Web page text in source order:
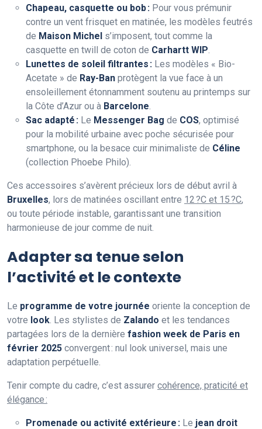
Chapeau, casquette ou bob : Pour vous prémunir
contre un vent frisquet en matinée, les modèles feutrés
de Maison Michel s’imposent, tout comme la
casquette en twill de coton de Carhartt WIP
Lunettes de soleil filtrantes : Les modèles « Bio-
Acetate » de Ray-Ban protègent la vue face à un
ensoleillement étonnamment soutenu au printemps sur
la Côte d’Azur ou à Barcelone
Sac adapté : Le Messenger Bag de COS, optimisé
pour la mobilité urbaine avec poche sécurisée pour
smartphone, ou la besace cuir minimaliste de Céline
(collection Phoebe Philo).
Ces accessoires s’avèrent précieux lors de début avril à
Bruxelles, lors de matinées oscillant entre 12 ?C et 15 ?C,
ou toute période instable, garantissant une transition
harmonieuse de jour comme de nuit.
Adapter sa tenue selon
l’activité et le contexte
Le programme de votre journée oriente la conception de
votre look . Les stylistes de Zalando et les tendances
partagées lors de la dernière fashion week de Paris en
février 2025 convergent : nul look universel, mais une
adaptation perpétuelle.
Tenir compte du cadre, c’est assurer cohérence, praticité et
élégance :
Promenade ou activité extérieure : Le jean droit